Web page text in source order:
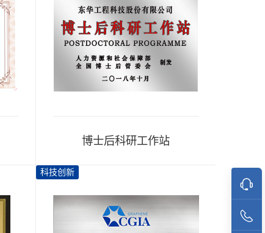
博士后科研工作站
科技创新